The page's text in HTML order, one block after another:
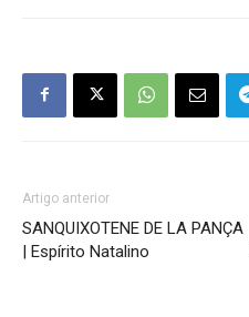
Artigo anterior
SANQUIXOTENE DE LA PANÇA
| Espírito Natalino